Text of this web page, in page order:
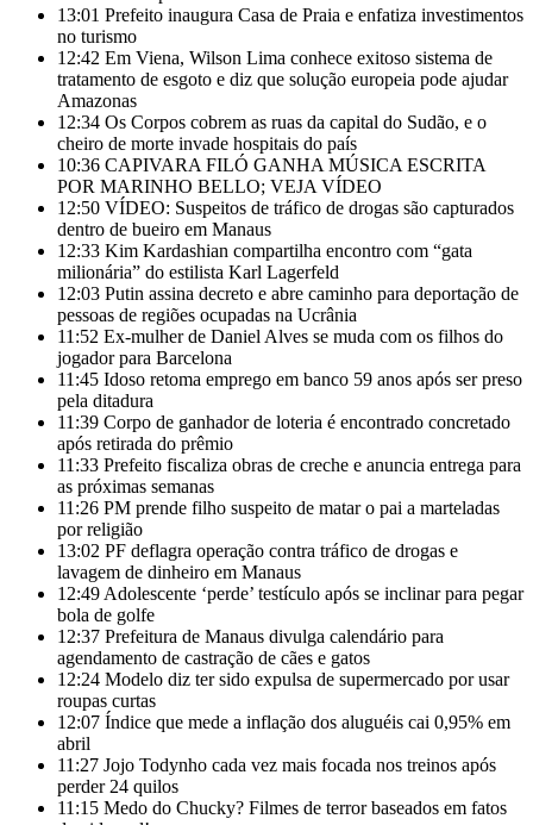
13:01 Prefeito inaugura Casa de Praia e enfatiza investimentos
no turismo
12:42 Em Viena, Wilson Lima conhece exitoso sistema de
tratamento de esgoto e diz que solução europeia pode ajudar
Amazonas
12:34 Os Corpos cobrem as ruas da capital do Sudão, e o
cheiro de morte invade hospitais do país
10:36 CAPIVARA FILÓ GANHA MÚSICA ESCRITA
POR MARINHO BELLO; VEJA VÍDEO
12:50 VÍDEO: Suspeitos de tráfico de drogas são capturados
dentro de bueiro em Manaus
12:33 Kim Kardashian compartilha encontro com “gata
milionária” do estilista Karl Lagerfeld
12:03 Putin assina decreto e abre caminho para deportação de
pessoas de regiões ocupadas na Ucrânia
11:52 Ex-mulher de Daniel Alves se muda com os filhos do
jogador para Barcelona
11:45 Idoso retoma emprego em banco 59 anos após ser preso
pela ditadura
11:39 Corpo de ganhador de loteria é encontrado concretado
após retirada do prêmio
11:33 Prefeito fiscaliza obras de creche e anuncia entrega para
as próximas semanas
11:26 PM prende filho suspeito de matar o pai a marteladas
por religião
13:02 PF deflagra operação contra tráfico de drogas e
lavagem de dinheiro em Manaus
12:49 Adolescente ‘perde’ testículo após se inclinar para pegar
bola de golfe
12:37 Prefeitura de Manaus divulga calendário para
agendamento de castração de cães e gatos
12:24 Modelo diz ter sido expulsa de supermercado por usar
roupas curtas
12:07 Índice que mede a inflação dos aluguéis cai 0,95% em
abril
11:27 Jojo Todynho cada vez mais focada nos treinos após
perder 24 quilos
11:15 Medo do Chucky? Filmes de terror baseados em fatos